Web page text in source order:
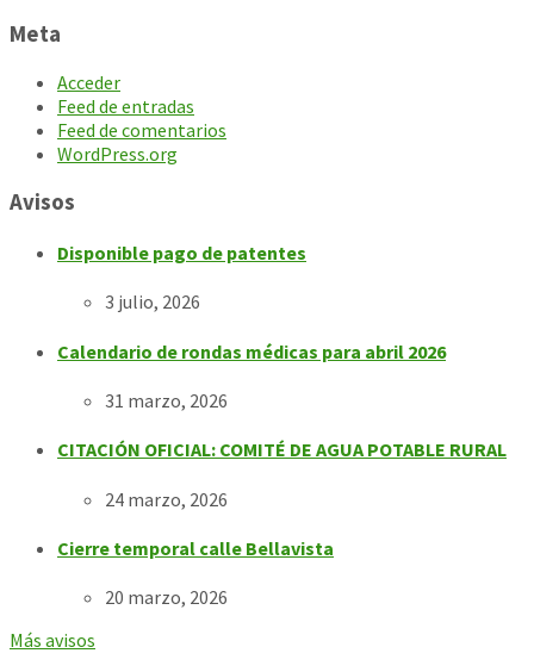
Meta
Acceder
Feed de entradas
Feed de comentarios
WordPress.org
Avisos
Disponible pago de patentes
3 julio, 2026
Calendario de rondas médicas para abril 2026
31 marzo, 2026
CITACIÓN OFICIAL: COMITÉ DE AGUA POTABLE RURAL
24 marzo, 2026
Cierre temporal calle Bellavista
20 marzo, 2026
Más avisos